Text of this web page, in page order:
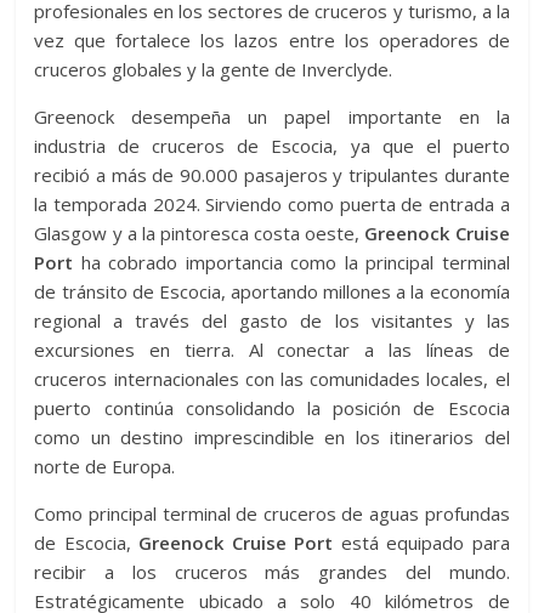
profesionales en los sectores de cruceros y turismo, a la
vez que fortalece los lazos entre los operadores de
cruceros globales y la gente de Inverclyde.
Greenock desempeña un papel importante en la
industria de cruceros de Escocia, ya que el puerto
recibió a más de 90.000 pasajeros y tripulantes durante
la temporada 2024. Sirviendo como puerta de entrada a
Glasgow y a la pintoresca costa oeste, Greenock Cruise
Port ha cobrado importancia como la principal terminal
de tránsito de Escocia, aportando millones a la economía
regional a través del gasto de los visitantes y las
excursiones en tierra. Al conectar a las líneas de
cruceros internacionales con las comunidades locales, el
puerto continúa consolidando la posición de Escocia
como un destino imprescindible en los itinerarios del
norte de Europa.
Como principal terminal de cruceros de aguas profundas
de Escocia, Greenock Cruise Port está equipado para
recibir a los cruceros más grandes del mundo.
Estratégicamente ubicado a solo 40 kilómetros de